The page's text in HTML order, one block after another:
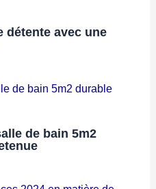
détente avec une
de bain 5m2